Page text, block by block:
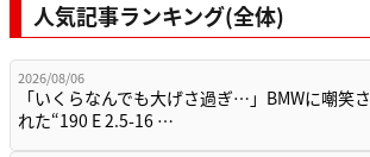
人気記事ランキング(全体)
2026/08/06
「いくらなんでも大げさ過ぎ…」BMWに嘲笑さ
れた“190 E 2.5-16 …